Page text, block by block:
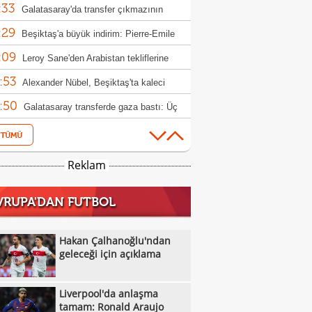
Galatasaray'da transfer çıkmazının
'Osimhen'
Beşiktaş'a büyük indirim: Pierre-Emile
Leroy Sane'den Arabistan tekliflerine
Alexander Nübel, Beşiktaş'ta kaleci
bitirdi!
Galatasaray transferde gaza bastı: Üç
için hamleİsmail Kartal: "O sezon bu sezon!"
Fenerbahçe'den İsmail Yüksek kararı!
bekliyorum"
Diego Simeone, Victor Osimhen'den
Galatasaray'dan Batrakov için yeni teklif!
Fenerbahçe'de kader adamı Talisca
Fenerbahçe, Real Madrid ile anlaştı! Sıra
Reklam
FUTBOL
Hakan Çalhanoğlu'ndan
geleceği için açıklama
Liverpool'da anlaşma
tamam: Ronald Araujo